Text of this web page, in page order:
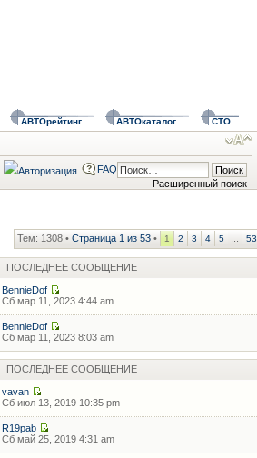
АВТОрейтинг АВТОкаталог СТО
Расширенный поиск
FAQ
Тем: 1308 • Страница 1 из 53 • 1 2 3 4 5 53
ПОСЛЕДНЕЕ СООБЩЕНИЕ
BennieDof
Сб мар 11, 2023 4:44 am
BennieDof
Сб мар 11, 2023 8:03 am
ПОСЛЕДНЕЕ СООБЩЕНИЕ
vavan
Сб июл 13, 2019 10:35 pm
R19pab
Сб май 25, 2019 4:31 am